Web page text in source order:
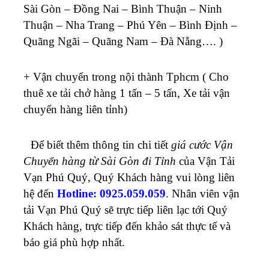
Sài Gòn – Đồng Nai – Bình Thuận – Ninh
Thuận – Nha Trang – Phú Yên – Bình Định –
Quãng Ngãi – Quãng Nam – Đà Nẵng…. )
+ Vận chuyển trong nội thành Tphcm ( Cho
thuê xe tải chở hàng 1 tấn – 5 tấn, Xe tải vận
chuyển hàng liên tỉnh)
Để biết thêm thông tin chi tiết giá cước Vận
Chuyển hàng từ Sài Gòn đi Tỉnh của Vận Tải
Vạn Phú Quý, Quý Khách hàng vui lòng liên
hệ đến Hotline: 0925.059.059. Nhân viên vận
tải Vạn Phú Quý sẽ trực tiếp liên lạc tới Quý
Khách hàng, trực tiếp đến khảo sát thực tế và
báo giá phù hợp nhất.